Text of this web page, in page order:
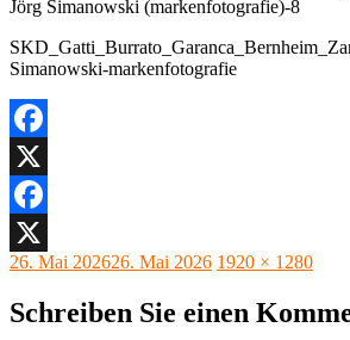
Simanowski-markenfotografie
Facebook
X
Facebook
X
Veröffentlicht
26. Mai 202626. Mai 2026 Originalgröße
1920 × 1280
Schreiben Sie einen